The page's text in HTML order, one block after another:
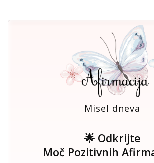
Misel dneva
🌟 Odkrijte
Moč Pozitivnih